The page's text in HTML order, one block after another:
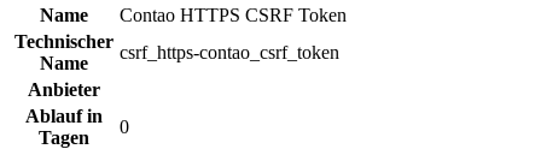
Name
Contao HTTPS CSRF Token
Technischer
Name
csrf_https-contao_csrf_token
Anbieter
Ablauf in
Tagen
0